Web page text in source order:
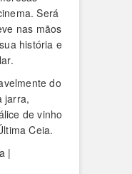
Será
nas mãos
história e
do
jarra,
de vinho
Ceia.